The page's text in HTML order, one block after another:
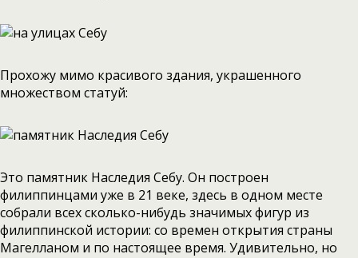
Прохожу мимо красивого здания, украшенного
множеством статуй:
Это памятник Наследия Себу. Он построен
филиппинцами уже в 21 веке, здесь в одном месте
собрали всех сколько-нибудь значимых фигур из
филиппинской истории: со времен открытия страны
Магелланом и по настоящее время. Удивительно, но